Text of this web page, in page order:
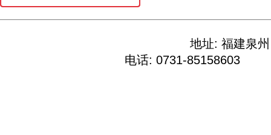
地址: 福
电话: 0731-85158603